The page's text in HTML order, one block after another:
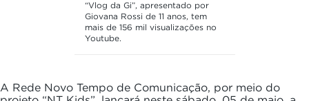
“Vlog da Gi”, apresentado por
Giovana Rossi de 11 anos, tem
mais de 156 mil visualizações no
Youtube.
A Rede Novo Tempo de Comunicação, por meio do